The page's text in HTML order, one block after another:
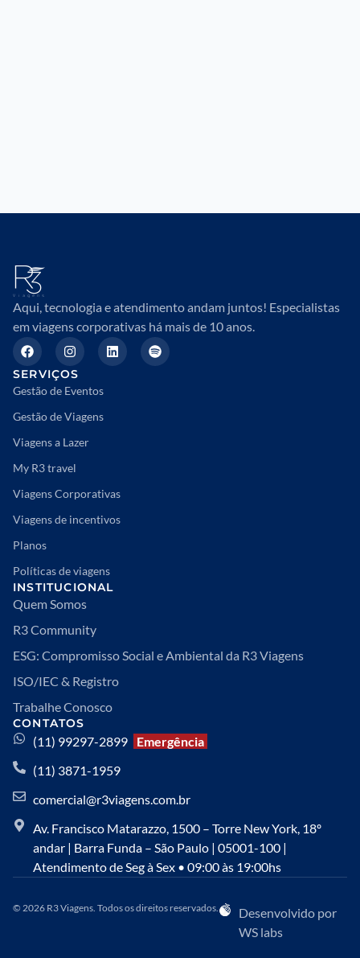
Aqui, tecnologia e atendimento andam juntos! Especialistas
em viagens corporativas há mais de 10 anos.
SERVIÇOS
Gestão de Eventos
Gestão de Viagens
Viagens a Lazer
My R3 travel
Viagens Corporativas
Viagens de incentivos
Planos
Políticas de viagens
INSTITUCIONAL
Quem Somos
R3 Community
ESG: Compromisso Social e Ambiental da R3 Viagens
ISO/IEC & Registro
Trabalhe Conosco
CONTATOS
(11) 99297-2899
Emergência
(11) 3871-1959
comercial@r3viagens.com.br
Av. Francisco Matarazzo, 1500 – Torre New York, 18º
andar | Barra Funda – São Paulo | 05001-100 |
Atendimento de Seg à Sex • 09:00 às 19:00hs
© 2026 R3 Viagens. Todos os direitos reservados.
Desenvolvido por
WS labs